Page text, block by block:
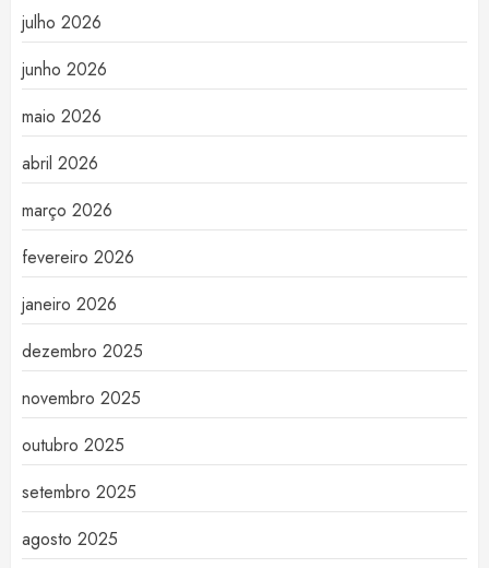
julho 2026
junho 2026
maio 2026
abril 2026
março 2026
fevereiro 2026
janeiro 2026
dezembro 2025
novembro 2025
outubro 2025
setembro 2025
agosto 2025